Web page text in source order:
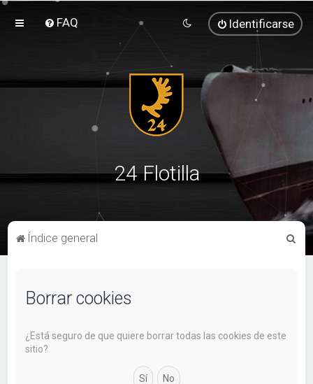
FAQ Identificarse
24 Flotilla
Índice general
Borrar cookies
¿Está seguro de que quiere borrar todas las cookies de este
sitio?